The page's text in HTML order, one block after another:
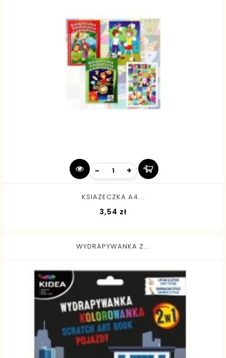
- +
KSIAZECZKA A4...
3,54 złCena
WYDRAPYWANKA Z...